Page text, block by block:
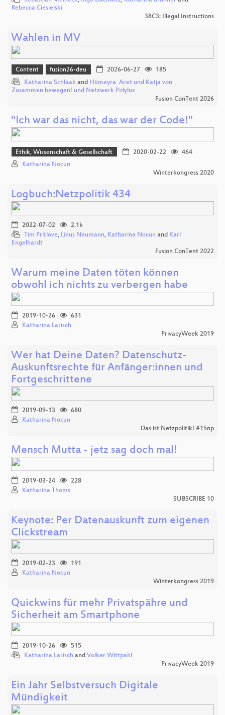
Rebecca Ciesielski
38C3: Illegal Instructions
Wahlen in MV
Content fusion26-deu 2026-06-27
185
Katharina Schlaak and Hümeyra Acet und Katja von
Zusammen bewegen! und Netzwerk Polylux
Fusion ConTent 2026
"Ich war das nicht, das war der Code!"
Ethik, Wissenschaft & Gesellschaft 2020-02-22
464
Katharina Nocun
Winterkongress 2020
Logbuch:Netzpolitik 434
2022-07-02
2.1k
Tim Pritlove, Linus Neumann, Katharina Nocun and Karl
Engelhardt
Fusion ConTent 2022
Warum meine Daten töten können
obwohl ich nichts zu verbergen habe
2019-10-26
631
Katharina Larisch
PrivacyWeek 2019
Wer hat Deine Daten? Datenschutz-
Auskunftsrechte für Anfänger:innen und
Fortgeschrittene
2019-09-13
680
Katharina Nocun
Das ist Netzpolitik! #15np
Mensch Mutta - jetz sag doch mal!
2019-03-24
228
Katharina Thoms
SUBSCRIBE 10
Keynote: Per Datenauskunft zum eigenen
Clickstream
2019-02-23
191
Katharina Nocun
Winterkongress 2019
Quickwins für mehr Privatspähre und
Sicherheit am Smartphone
2019-10-26
515
Katharina Larisch and Volker Wittpahl
PrivacyWeek 2019
Ein Jahr Selbstversuch Digitale
Mündigkeit